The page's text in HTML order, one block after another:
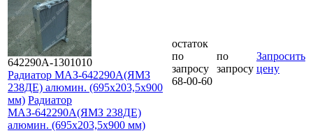
642290А-1301010
Радиатор МАЗ-642290А(ЯМЗ
238ДЕ) алюмин. (695х203,5х900
мм) Радиатор
МАЗ-642290А(ЯМЗ 238ДЕ)
алюмин. (695х203,5х900 мм)
остаток
по
запросу
68-00-60
по
запросу
Запросить
цену